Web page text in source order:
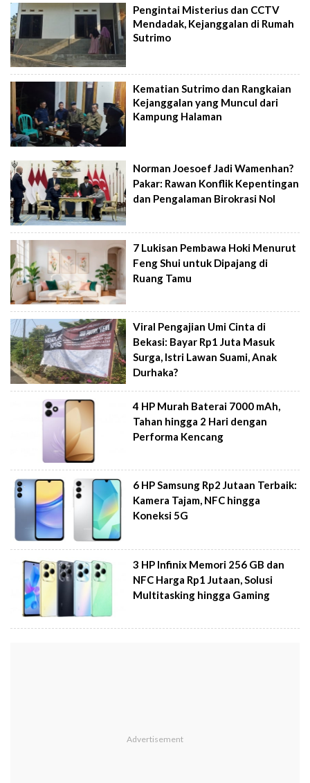
Pengintai Misterius dan CCTV
Mendadak, Kejanggalan di Rumah
Sutrimo
Kematian Sutrimo dan Rangkaian
Kejanggalan yang Muncul dari
Kampung Halaman
Norman Joesoef Jadi Wamenhan?
Pakar: Rawan Konflik Kepentingan
dan Pengalaman Birokrasi Nol
7 Lukisan Pembawa Hoki Menurut
Feng Shui untuk Dipajang di
Ruang Tamu
Viral Pengajian Umi Cinta di
Bekasi: Bayar Rp1 Juta Masuk
Surga, Istri Lawan Suami, Anak
Durhaka?
4 HP Murah Baterai 7000 mAh,
Tahan hingga 2 Hari dengan
Performa Kencang
6 HP Samsung Rp2 Jutaan Terbaik:
Kamera Tajam, NFC hingga
Koneksi 5G
3 HP Infinix Memori 256 GB dan
NFC Harga Rp1 Jutaan, Solusi
Multitasking hingga Gaming